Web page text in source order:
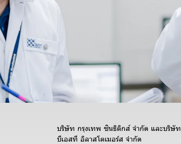
บริษัท กรุงเทพ ซินธิติกส์ จำกัด และบริษัท
บีเอสที อิลาสโตเมอร์ส จำกัด